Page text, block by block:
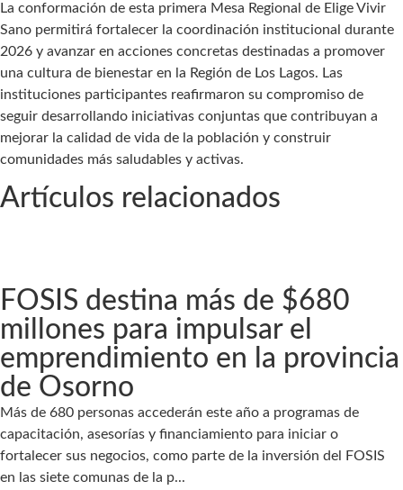
La conformación de esta primera Mesa Regional de Elige Vivir
Sano permitirá fortalecer la coordinación institucional durante
2026 y avanzar en acciones concretas destinadas a promover
una cultura de bienestar en la Región de Los Lagos. Las
instituciones participantes reafirmaron su compromiso de
seguir desarrollando iniciativas conjuntas que contribuyan a
mejorar la calidad de vida de la población y construir
comunidades más saludables y activas.
Artículos relacionados
FOSIS destina más de $680
millones para impulsar el
emprendimiento en la provincia
de Osorno
Más de 680 personas accederán este año a programas de
capacitación, asesorías y financiamiento para iniciar o
fortalecer sus negocios, como parte de la inversión del FOSIS
en las siete comunas de la p...